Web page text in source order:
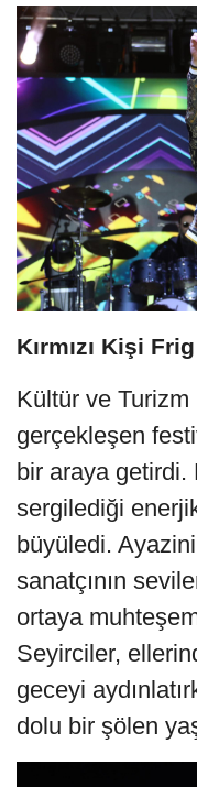
Kırmızı Kişi
Kültür ve Turizm
gerçekleşen
bir araya
sergilediği
büyüledi.
sanatçının
ortaya
Seyirciler,
geceyi
dolu bir şölen